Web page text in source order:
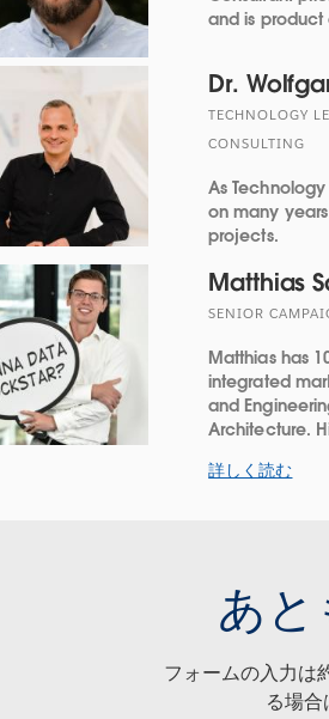
and is product
Dr.
TECHNOLOGY
CONSULTING
As
on many
projects.
Matthias
SENIOR
Matthias has
integrated
and
Architecture.
詳しく読む
あ
フォームの入力は
る場合